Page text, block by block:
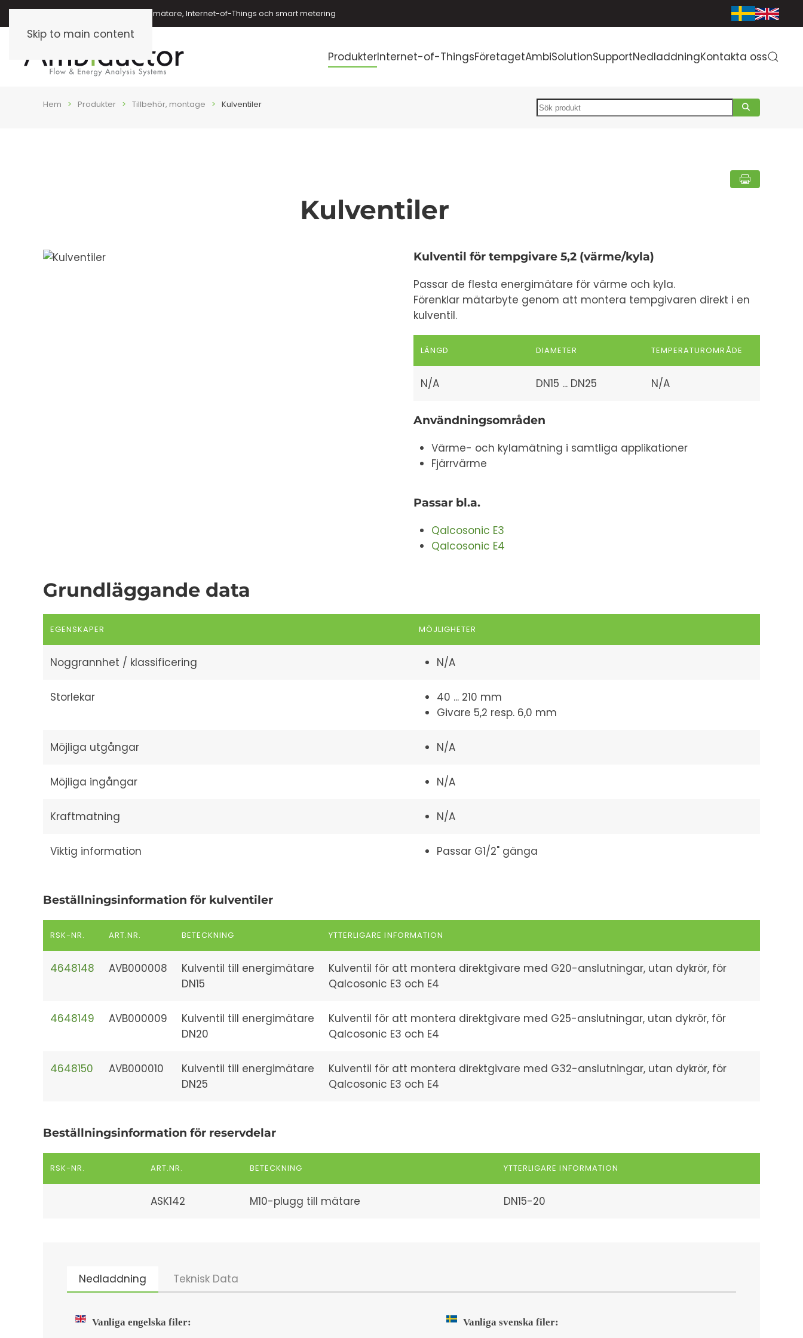
Skip to main content
Energimätare, vattenmätare, oljemätare, Internet-of-Things och smart metering
ProdukterInternet-of-ThingsFöretagetAmbiSolutionSupportNedladdningKontakta oss
Hem Produkter Tillbehör, montage Kulventiler Search
Kulventiler
Kulventil för tempgivare 5,2 (värme/kyla)
Passar de flesta energimätare för värme och kyla.
Förenklar mätarbyte genom att montera tempgivaren direkt i en
kulventil.
LÄNGD DIAMETER TEMPERATUROMRÅDE
N/A DN15 ... DN25 N/A
Användningsområden
Värme- och kylamätning i samtliga applikationer
Fjärrvärme
Passar bl.a.
Qalcosonic E3
Qalcosonic E4
Grundläggande data
EGENSKAPER MÖJLIGHETER
Noggrannhet / klassificering N/A
Storlekar
40 ... 210 mm
Givare 5,2 resp. 6,0 mm
Möjliga utgångar N/A
Möjliga ingångar N/A
Kraftmatning N/A
Viktig information Passar G1/2" gänga
Beställningsinformation för kulventiler
RSK-NR. ART.NR. BETECKNING YTTERLIGARE INFORMATION
4648148 AVB000008
Kulventil till energimätare
DN15
Kulventil för att montera direktgivare med G20-anslutningar, utan dykrör, för
Qalcosonic E3 och E4
4648149 AVB000009
Kulventil till energimätare
DN20
Kulventil för att montera direktgivare med G25-anslutningar, utan dykrör, för
Qalcosonic E3 och E4
4648150 AVB000010
Kulventil till energimätare
DN25
Kulventil för att montera direktgivare med G32-anslutningar, utan dykrör, för
Qalcosonic E3 och E4
Beställningsinformation för reservdelar
RSK-NR. ART.NR. BETECKNING YTTERLIGARE INFORMATION
ASK142 M10-plugg till mätare DN15-20
Nedladdning Teknisk Data
Vanliga engelska filer: Vanliga svenska filer: